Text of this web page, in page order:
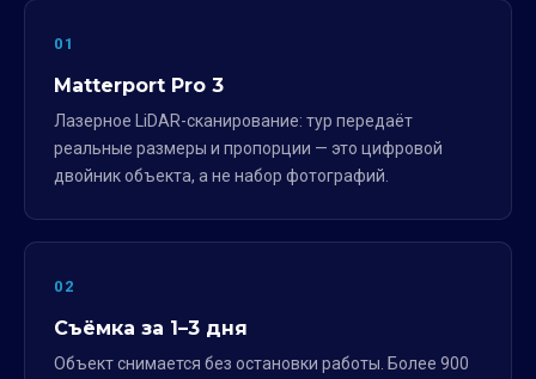
01
Matterport Pro 3
Лазерное LiDAR-сканирование: тур передаёт
реальные размеры и пропорции — это цифровой
двойник объекта, а не набор фотографий.
02
Съёмка за 1–3 дня
Объект снимается без остановки работы. Более 900